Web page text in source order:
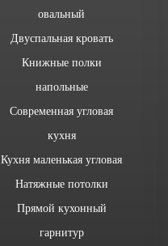
овальный
Двуспальная кровать
Книжные полки
напольные
Современная угловая
кухня
Кухня маленькая угловая
Натяжные потолки
Прямой кухонный
гарнитур